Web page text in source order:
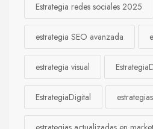
Estrategia redes sociales 2025
estrategia SEO avanzada
estrategia visual
EstrategiaDigital estrategias